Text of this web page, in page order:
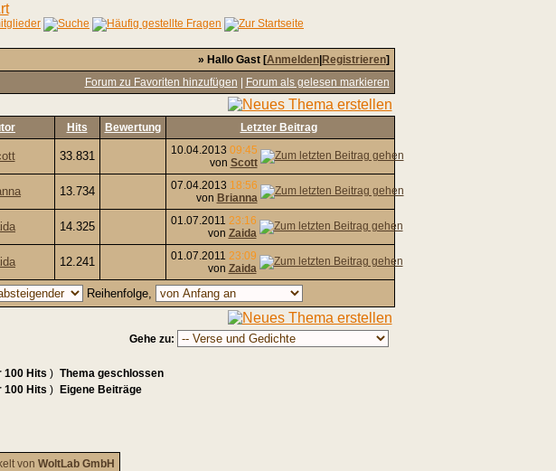
» Hallo Gast [Anmelden| Registrieren]
Forum zu Favoriten hinzufügen
Forum als gelesen markieren
Hits Bewertung Letzter Beitrag
33.831 10.04.2013 09:45
von Scott
13.734 07.04.2013 18:56
von Brianna
14.325 01.07.2011 23:16
von Zaida
12.241 01.07.2011 23:09
von Zaida
Reihenfolge,
Gehe zu:
100 Hits ) Thema geschlossen
100 Hits ) Eigene Beiträge
von WoltLab GmbH